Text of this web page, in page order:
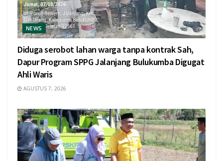
NEWS
Diduga serobot lahan warga tanpa kontrak Sah,
Dapur Program SPPG Jalanjang Bulukumba Digugat
Ahli Waris
AGUSTUS 7, 2026